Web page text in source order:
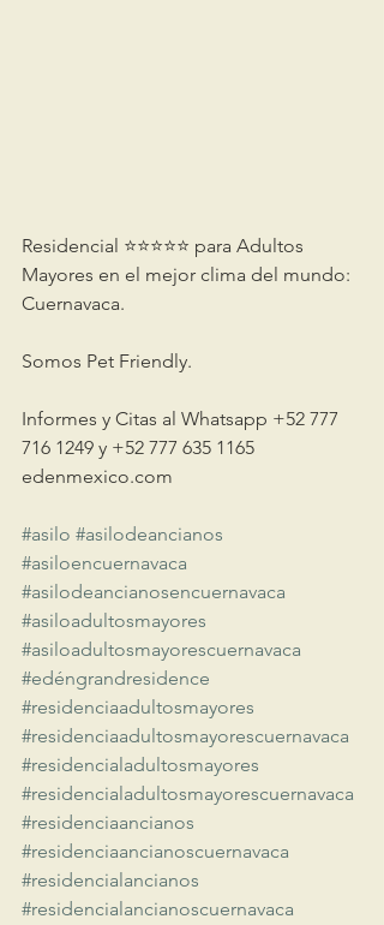
Residencial ⭐️⭐️⭐️⭐️⭐️ para Adultos
Mayores en el mejor clima del mundo:
Cuernavaca.
Somos Pet Friendly.
Informes y Citas al Whatsapp +52 777
716 1249 y +52 777 635 1165
edenmexico.com
#asilo #asilodeancianos
#asiloencuernavaca
#asilodeancianosencuernavaca
#asiloadultosmayores
#asiloadultosmayorescuernavaca
#edéngrandresidence
#residenciaadultosmayores
#residenciaadultosmayorescuernavaca
#residencialadultosmayores
#residencialadultosmayorescuernavaca
#residenciaancianos
#residenciaancianoscuernavaca
#residencialancianos
#residencialancianoscuernavaca